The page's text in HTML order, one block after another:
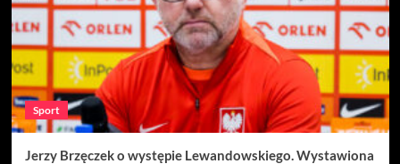
Sport
Jerzy Brzęczek o występie Lewandowskiego. Wystawiona